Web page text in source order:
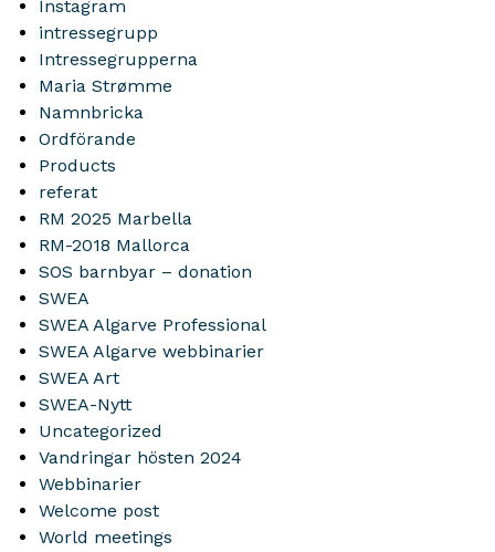
Instagram
intressegrupp
Intressegrupperna
Maria Strømme
Namnbricka
Ordförande
Products
referat
RM 2025 Marbella
RM-2018 Mallorca
SOS barnbyar – donation
SWEA
SWEA Algarve Professional
SWEA Algarve webbinarier
SWEA Art
SWEA-Nytt
Uncategorized
Vandringar hösten 2024
Webbinarier
Welcome post
World meetings